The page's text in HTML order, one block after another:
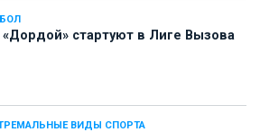
стартуют в Лиге Вызова
ВИДЫ СПОРТА